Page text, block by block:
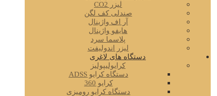
لیزر CO2
صندلی کف لگن
آر اف واژینال
هایفو واژینال
پلاسما سرد
لیزر اندولیفت
دستگاه های لاغری
کرایولیپولیز
دستگاه کرایو ADSS
کرایو 360
دستگاه کرایو رومیزی